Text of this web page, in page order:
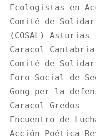
Ecologistas en
Comité de
(COSAL) Asturias
Caracol Cantabria
Comité de
Foro Social de
Gong per la
Caracol Gredos
Encuentro de
Acción Poética